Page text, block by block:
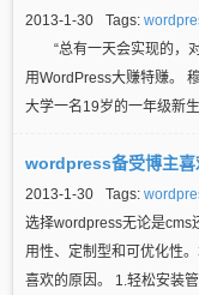
2013-1-30 Tags:
“总有一天会实现的，对
用WordPress大赚特赚。
大学一名19岁的一年级新
wordpress备受博主喜
2013-1-30 Tags:
选择wordpress无论是cms
用性、定制型和可优化性
喜欢的原因。 1.轻松安装